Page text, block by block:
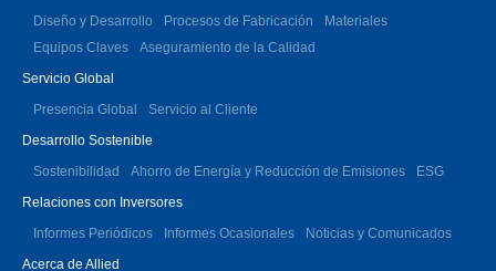
Diseño y Desarrollo
Procesos de Fabricación
Materiales
Equipos Claves
Aseguramiento de la Calidad
Servicio Global
Presencia Global
Servicio al Cliente
Desarrollo Sostenible
Sostenibilidad
Ahorro de Energía y Reducción de Emisiones
ESG
Relaciones con Inversores
Informes Periódicos
Informes Ocasionales
Noticias y Comunicados
Acerca de Allied